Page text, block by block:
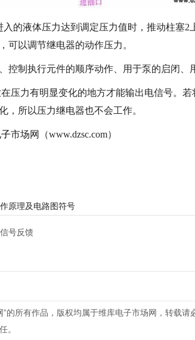
液体压力达到调定压力值时，推动柱塞2
可以调节继电器的动作压力。
制执行元件的顺序动作、用于泵的启闭、
力有明显变化的地方才能输出电信号。若
，所以压力继电器也不会工作。
市场网（www.dzsc.com）
原理及电路图符号
号反馈
”的所有作品，版权均属于维库电子市场网，转载
。